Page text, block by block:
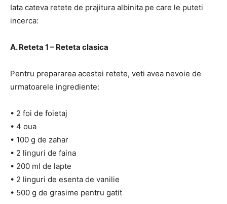
Iata cateva retete de prajitura albinita pe care le puteti
incerca:
A. Reteta 1 – Reteta clasica
Pentru prepararea acestei retete, veti avea nevoie de
urmatoarele ingrediente:
• 2 foi de foietaj
• 4 oua
• 100 g de zahar
• 2 linguri de faina
• 200 ml de lapte
• 2 linguri de esenta de vanilie
• 500 g de grasime pentru gatit